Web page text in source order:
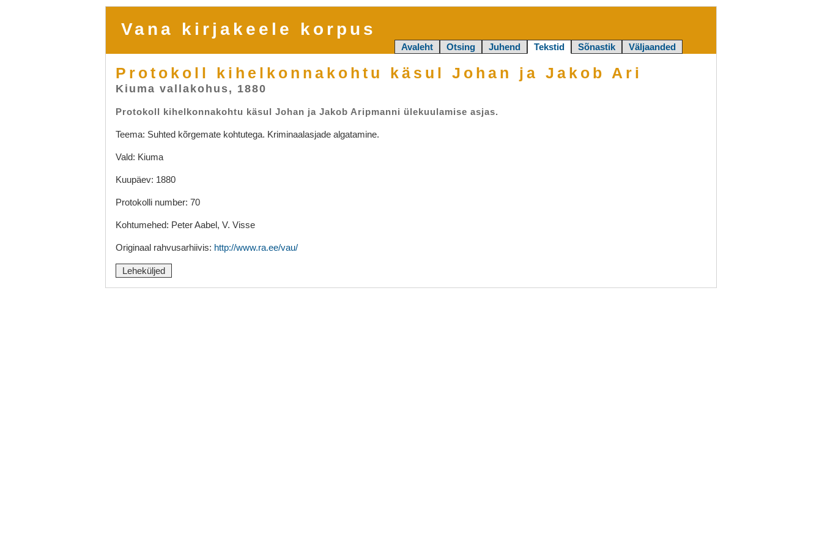
Vana kirjakeele korpus
Avaleht Otsing Juhend Tekstid Sõnastik Väljaanded
Protokoll kihelkonnakohtu käsul Johan ja Jakob Ari
Kiuma vallakohus, 1880
Protokoll kihelkonnakohtu käsul Johan ja Jakob Aripmanni ülekuulamise asjas.
Teema: Suhted kõrgemate kohtutega. Kriminaalasjade algatamine.
Vald: Kiuma
Kuupäev: 1880
Protokolli number: 70
Kohtumehed: Peter Aabel, V. Visse
Originaal rahvusarhiivis: http://www.ra.ee/vau/
Leheküljed